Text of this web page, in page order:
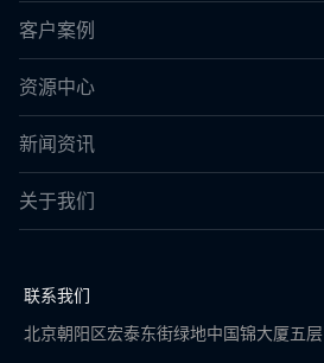
客户案例
资源中心
新闻资讯
关于我们
联系我们
北京朝阳区宏泰东街绿地中国锦大厦五层